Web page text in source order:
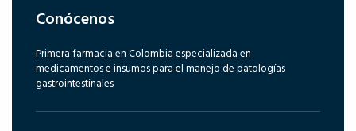
Conócenos
Primera farmacia en Colombia especializada en
medicamentos e insumos para el manejo de patologías
gastrointestinales